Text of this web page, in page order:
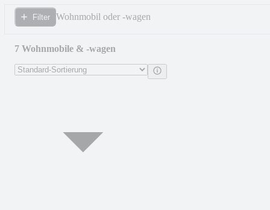
Filter Wohnmobil oder -wagen
7 Wohnmobile & -wagen